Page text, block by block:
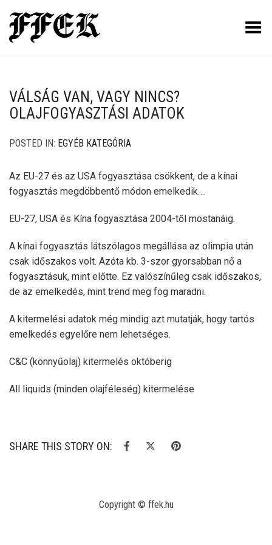
Toggle Menu
VÁLSÁG VAN, VAGY NINCS?
OLAJFOGYASZTÁSI ADATOK
POSTED IN: EGYÉB KATEGÓRIA
Az EU-27 és az USA fogyasztása csökkent, de a kínai
fogyasztás megdöbbentő módon emelkedik….
EU-27, USA és Kína fogyasztása 2004-től mostanáig.
A kínai fogyasztás látszólagos megállása az olimpia után
csak időszakos volt. Azóta kb. 3-szor gyorsabban nő a
fogyasztásuk, mint előtte. Ez valószínűleg csak időszakos,
de az emelkedés, mint trend meg fog maradni.
A kitermelési adatok még mindig azt mutatják, hogy tartós
emelkedés egyelőre nem lehetséges.
C&C (könnyűolaj) kitermelés októberig
All liquids (minden olajféleség) kitermelése
SHARE THIS STORY ON:
Copyright © ffek.hu